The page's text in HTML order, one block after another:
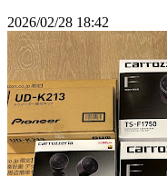
2026/02/28 18:42